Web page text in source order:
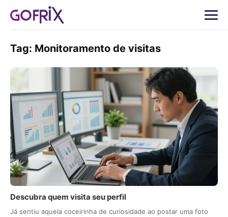
Tag: Monitoramento de visitas
Descubra quem visita seu perfil
Já sentiu aquela coceirinha de curiosidade ao postar uma foto